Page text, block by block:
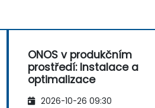
ONOS v produkčním
prostředí: Instalace a
optimalizace
2026-10-26 09:30